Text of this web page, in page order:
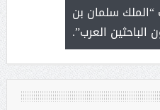
سلمان بن
الباحثين العرب”.